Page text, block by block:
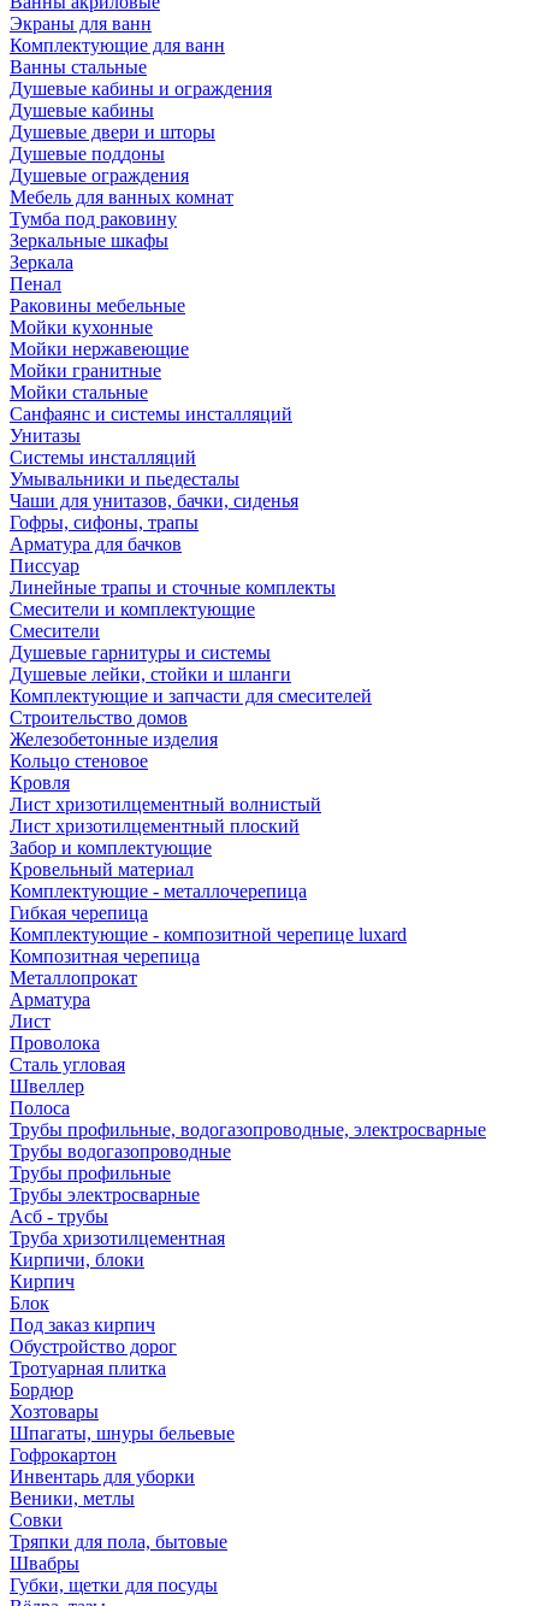
Экраны для ванн
Комплектующие для ванн
Ванны стальные
Душевые кабины и ограждения
Душевые кабины
Душевые двери и шторы
Душевые поддоны
Душевые ограждения
Мебель для ванных комнат
Тумба под раковину
Зеркальные шкафы
Зеркала
Пенал
Раковины мебельные
Мойки кухонные
Мойки нержавеющие
Мойки гранитные
Мойки стальные
Санфаянс и системы инсталляций
Унитазы
Системы инсталляций
Умывальники и пьедесталы
Чаши для унитазов, бачки, сиденья
Гофры, сифоны, трапы
Арматура для бачков
Писсуар
Линейные трапы и сточные комплекты
Смесители и комплектующие
Смесители
Душевые гарнитуры и системы
Душевые лейки, стойки и шланги
Комплектующие и запчасти для смесителей
Строительство домов
Железобетонные изделия
Кольцо стеновое
Кровля
Лист хризотилцементный волнистый
Лист хризотилцементный плоский
Забор и комплектующие
Кровельный материал
Комплектующие - металлочерепица
Гибкая черепица
Комплектующие - композитной черепице luxard
Композитная черепица
Металлопрокат
Арматура
Лист
Проволока
Сталь угловая
Швеллер
Полоса
Трубы профильные, водогазопроводные, электросварные
Трубы водогазопроводные
Трубы профильные
Трубы электросварные
Асб - трубы
Труба хризотилцементная
Кирпичи, блоки
Кирпич
Блок
Под заказ кирпич
Обустройство дорог
Тротуарная плитка
Бордюр
Хозтовары
Шпагаты, шнуры бельевые
Гофрокартон
Инвентарь для уборки
Веники, метлы
Совки
Тряпки для пола, бытовые
Швабры
Губки, щетки для посуды